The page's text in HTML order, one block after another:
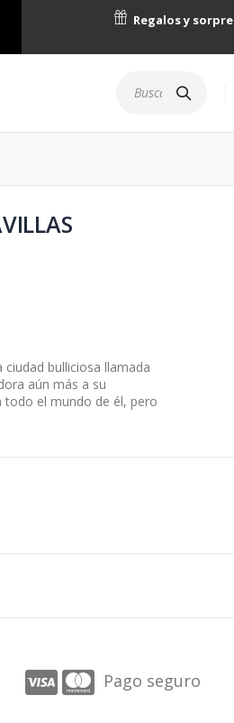
Regalos y
bulliciosa llamada
aún más a su
todo el mundo de él, pero
Pago seguro